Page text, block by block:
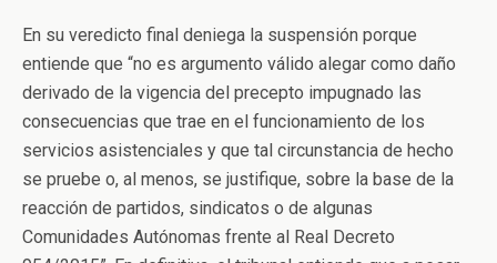
En su veredicto final deniega la suspensión porque
entiende que “no es argumento válido alegar como daño
derivado de la vigencia del precepto impugnado las
consecuencias que trae en el funcionamiento de los
servicios asistenciales y que tal circunstancia de hecho
se pruebe o, al menos, se justifique, sobre la base de la
reacción de partidos, sindicatos o de algunas
Comunidades Autónomas frente al Real Decreto